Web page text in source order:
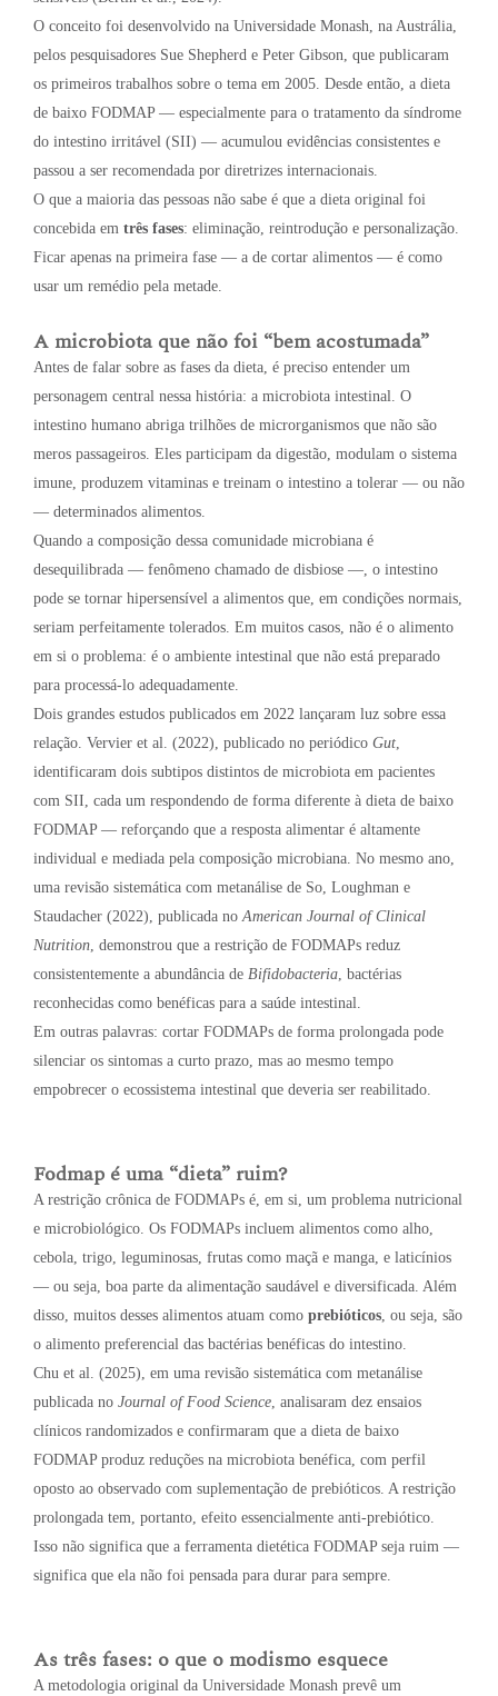
O conceito foi desenvolvido na Universidade Monash, na Austrália,
pelos pesquisadores Sue Shepherd e Peter Gibson, que publicaram
os primeiros trabalhos sobre o tema em 2005. Desde então, a dieta
de baixo FODMAP — especialmente para o tratamento da síndrome
do intestino irritável (SII) — acumulou evidências consistentes e
passou a ser recomendada por diretrizes internacionais.
O que a maioria das pessoas não sabe é que a dieta original foi
concebida em três fases: eliminação, reintrodução e personalização.
Ficar apenas na primeira fase — a de cortar alimentos — é como
usar um remédio pela metade.
A microbiota que não foi “bem acostumada”
Antes de falar sobre as fases da dieta, é preciso entender um
personagem central nessa história: a microbiota intestinal. O
intestino humano abriga trilhões de microrganismos que não são
meros passageiros. Eles participam da digestão, modulam o sistema
imune, produzem vitaminas e treinam o intestino a tolerar — ou não
— determinados alimentos.
Quando a composição dessa comunidade microbiana é
desequilibrada — fenômeno chamado de disbiose —, o intestino
pode se tornar hipersensível a alimentos que, em condições normais,
seriam perfeitamente tolerados. Em muitos casos, não é o alimento
em si o problema: é o ambiente intestinal que não está preparado
para processá-lo adequadamente.
Dois grandes estudos publicados em 2022 lançaram luz sobre essa
relação. Vervier et al. (2022), publicado no periódico Gut,
identificaram dois subtipos distintos de microbiota em pacientes
com SII, cada um respondendo de forma diferente à dieta de baixo
FODMAP — reforçando que a resposta alimentar é altamente
individual e mediada pela composição microbiana. No mesmo ano,
uma revisão sistemática com metanálise de So, Loughman e
Staudacher (2022), publicada noAmerican Journal of Clinical
Nutrition, demonstrou que a restrição de FODMAPs reduz
consistentemente a abundância de Bifidobacteria, bactérias
reconhecidas como benéficas para a saúde intestinal.
Em outras palavras: cortar FODMAPs de forma prolongada pode
silenciar os sintomas a curto prazo, mas ao mesmo tempo
empobrecer o ecossistema intestinal que deveria ser reabilitado.
Fodmap é uma “dieta” ruim?
A restrição crônica de FODMAPs é, em si, um problema nutricional
e microbiológico. Os FODMAPs incluem alimentos como alho,
cebola, trigo, leguminosas, frutas como maçã e manga, e laticínios
— ou seja, boa parte da alimentação saudável e diversificada. Além
disso, muitos desses alimentos atuam como prebióticos, ou seja, são
o alimento preferencial das bactérias benéficas do intestino.
Chu et al. (2025), em uma revisão sistemática com metanálise
publicada no Journal of Food Science, analisaram dez ensaios
clínicos randomizados e confirmaram que a dieta de baixo
FODMAP produz reduções na microbiota benéfica, com perfil
oposto ao observado com suplementação de prebióticos. A restrição
prolongada tem, portanto, efeito essencialmente anti-prebiótico.
Isso não significa que a ferramenta dietética FODMAP seja ruim —
significa que ela não foi pensada para durar para sempre.
As três fases: o que o modismo esquece
A metodologia original da Universidade Monash prevê um